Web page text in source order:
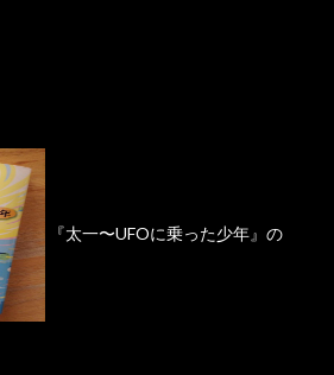
『太一〜UFOに乗った少年』の